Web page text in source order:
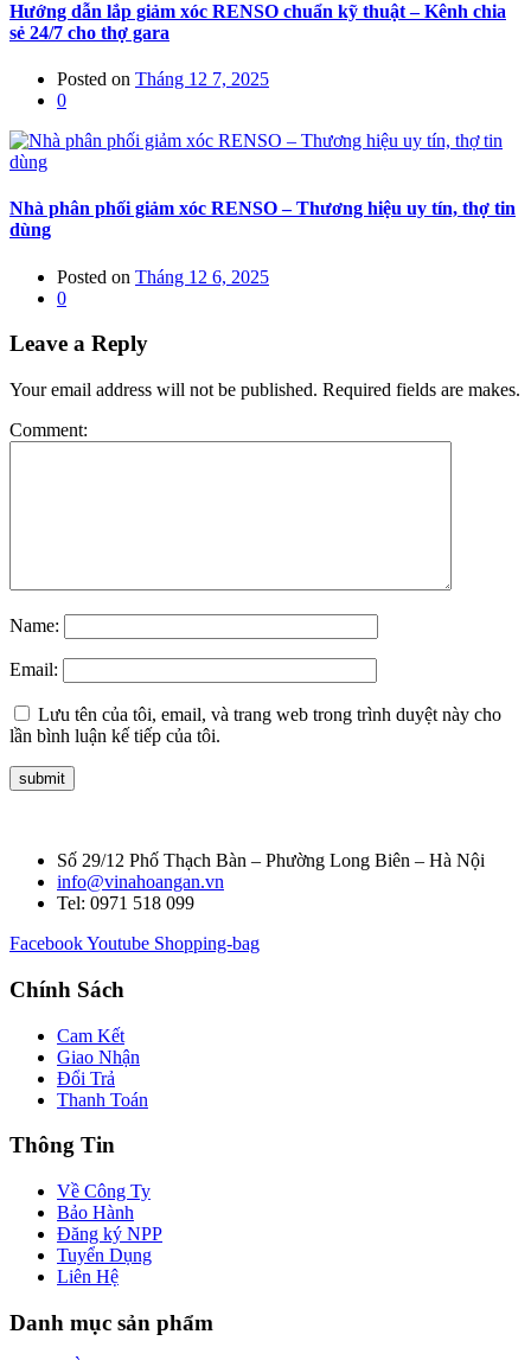
Hướng dẫn lắp giảm xóc RENSO chuẩn kỹ thuật – Kênh chia
sẻ 24/7 cho thợ gara
Posted on Tháng 12 7, 2025
0
Nhà phân phối giảm xóc RENSO – Thương hiệu uy tín, thợ tin
dùng
Posted on Tháng 12 6, 2025
0
Leave a Reply
Your email address will not be published. Required fields are makes.
Comment:
Name:
Email:
Lưu tên của tôi, email, và trang web trong trình duyệt này cho
lần bình luận kế tiếp của tôi.
Số 29/12 Phố Thạch Bàn – Phường Long Biên – Hà Nội
info@vinahoangan.vn
Tel: 0971 518 099
FacebookYoutube Shopping-bag
Chính Sách
Cam Kết
Giao Nhận
Đổi Trả
Thanh Toán
Thông Tin
Về Công Ty
Bảo Hành
Đăng ký NPP
Tuyển Dụng
Liên Hệ
Danh mục sản phẩm